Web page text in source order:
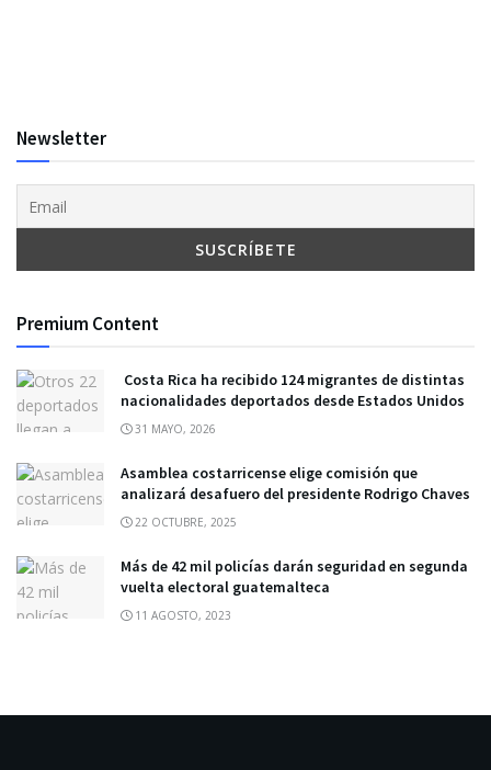
Newsletter
Premium Content
Costa Rica ha recibido 124 migrantes de distintas
nacionalidades deportados desde Estados Unidos
31 MAYO, 2026
Asamblea costarricense elige comisión que
analizará desafuero del presidente Rodrigo Chaves
22 OCTUBRE, 2025
Más de 42 mil policías darán seguridad en segunda
vuelta electoral guatemalteca
11 AGOSTO, 2023